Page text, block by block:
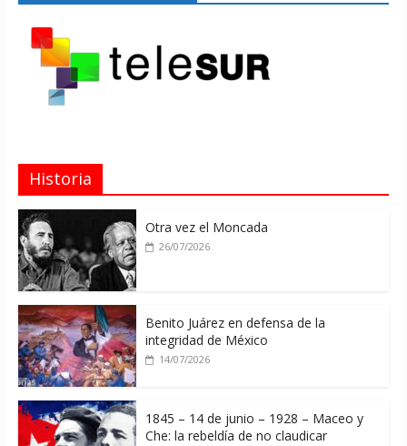
Historia
Otra vez el Moncada
26/07/2026
Benito Juárez en defensa de la
integridad de México
14/07/2026
1845 – 14 de junio – 1928 – Maceo y
Che: la rebeldía de no claudicar